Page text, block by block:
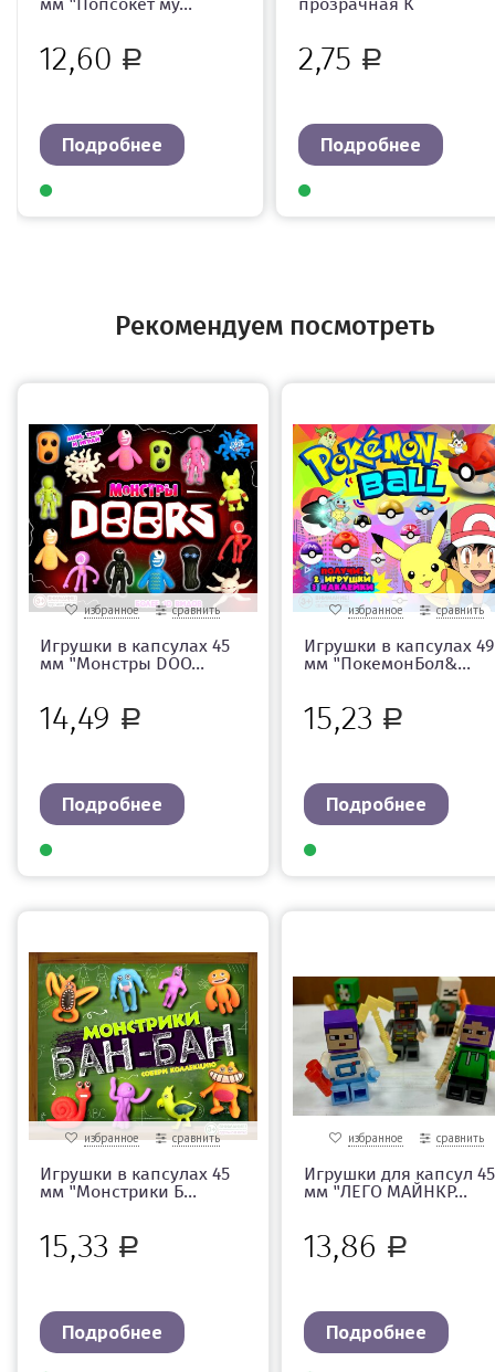
мм "Попсокет му...
12,60 Р
Подробнее
прозрачная К
2,75 Р
Подробнее
Рекомендуем посмотреть
избранное сравнить
Игрушки в капсулах 45
мм "Монстры DOO...
14,49 Р
Подробнее
избранное сравнить
Игрушки в капсулах 49
мм "ПокемонБол&...
15,23 Р
Подробнее
избранное сравнить
Игрушки в капсулах 45
мм "Монстрики Б...
15,33 Р
Подробнее
избранное сравнить
Игрушки для капсул 45
мм "ЛЕГО МАЙНКР...
13,86 Р
Подробнее